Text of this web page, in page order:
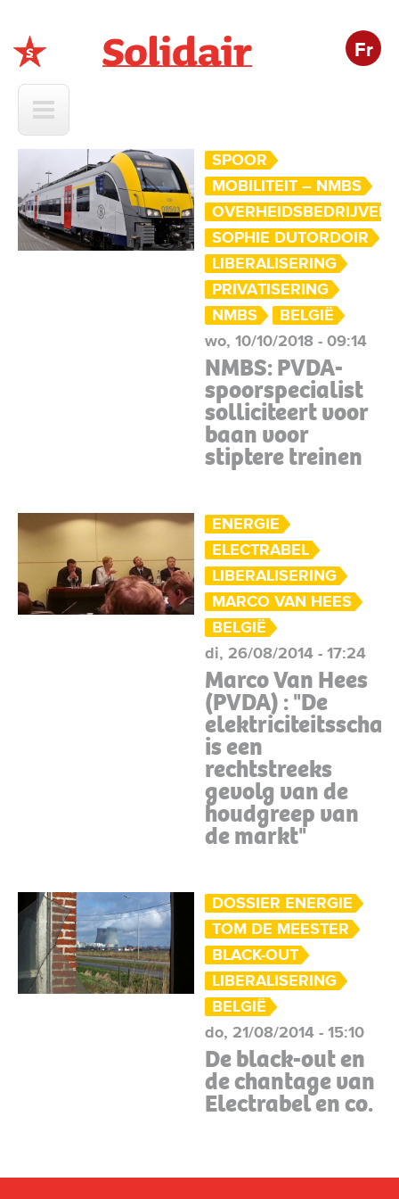
Fr
SPOOR
MOBILITEIT – NMBS
OVERHEIDSBEDRIJVEN
SOPHIE DUTORDOIR
LIBERALISERING
PRIVATISERING
NMBS
BELGIË
wo, 10/10/2018 - 09:14
NMBS: PVDA-
spoorspecialist
solliciteert voor
baan voor
stiptere treinen
ENERGIE
ELECTRABEL
LIBERALISERING
MARCO VAN HEES
BELGIË
di, 26/08/2014 - 17:24
Marco Van Hees
(PVDA) : "De
is een
rechtstreeks
gevolg van de
houdgreep van
de markt"
DOSSIER ENERGIE
TOM DE MEESTER
BLACK-OUT
LIBERALISERING
BELGIË
do, 21/08/2014 - 15:10
De black-out en
de chantage van
Electrabel en co.